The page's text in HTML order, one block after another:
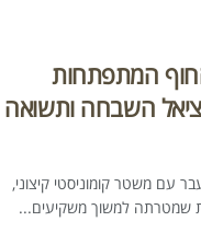
המתפתחות
השבחה ותשואה
עם משטר קומוניסטי קיצוני,
שמטרתה למשוך משקיעים...